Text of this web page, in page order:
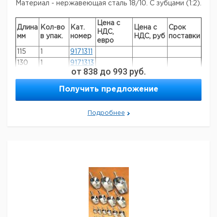
Материал - нержавеющая сталь 18/10. С зубцами (1:2).
Длина
мм
Кол-во
в упак.
Кат.
номер
Цена с
НДС,
евро
Цена с
НДС, руб
Срок
поставки
115
9171311
130
1
9171313
9171314
160
1 9171316
заказ в нашей компании составляет 300 евро с ндс.
от 838 до 993 руб.
Получить предложение
Подробнее